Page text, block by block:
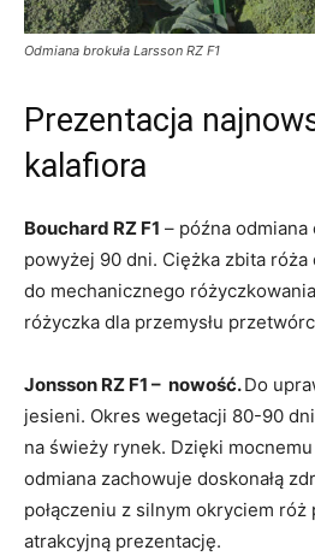
Odmiana brokuła Larsson RZ F1
Prezentacja
kalafiora
Bouchard RZ F1 – późna
powyżej 90 dni. Ciężka zbita róża
do mechanicznego
różyczka dla przemysłu
Jonsson RZ F1 – nowość.Do
jesieni. Okres wegetacji 80-90
na świeży rynek. Dzięki
odmiana zachowuje doskonałą
połączeniu z silnym okryciem róż
atrakcyjną prezentację.